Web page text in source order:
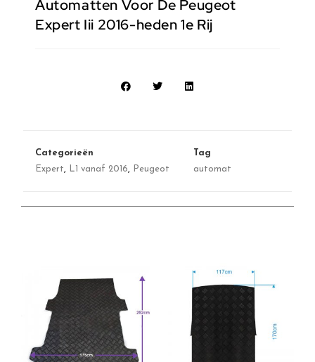
Automatten Voor De Peugeot
Expert Iii 2016-heden 1e Rij
Categorieën
Expert, L1 vanaf 2016, Peugeot
Tag
automat